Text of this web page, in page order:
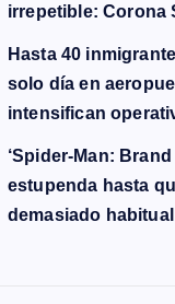
irrepetible: Corona
Hasta 40
solo día en
intensifican
‘Spider-Man:
estupenda hasta
demasiado habitual